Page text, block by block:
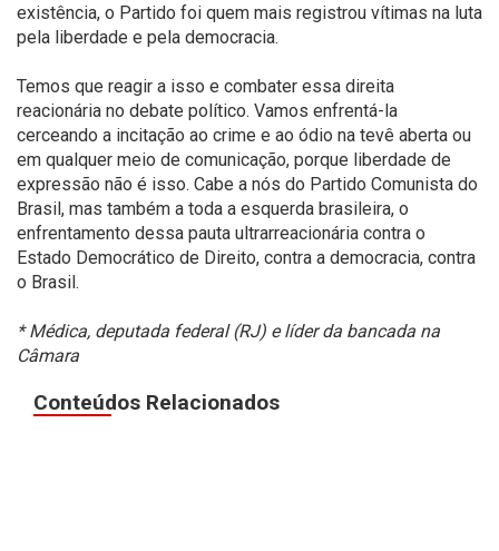
existência, o Partido foi quem mais registrou vítimas na luta
pela liberdade e pela democracia.
Temos que reagir a isso e combater essa direita
reacionária no debate político. Vamos enfrentá-la
cerceando a incitação ao crime e ao ódio na tevê aberta ou
em qualquer meio de comunicação, porque liberdade de
expressão não é isso. Cabe a nós do Partido Comunista do
Brasil, mas também a toda a esquerda brasileira, o
enfrentamento dessa pauta ultrarreacionária contra o
Estado Democrático de Direito, contra a democracia, contra
o Brasil.
* Médica, deputada federal (RJ) e líder da bancada na
Câmara
Conteúdos Relacionados